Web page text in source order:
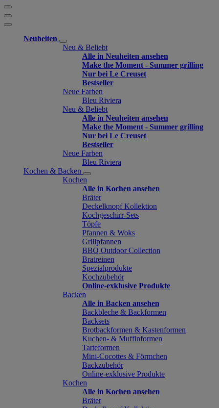
Neuheiten
Neu & Beliebt
Alle in Neuheiten ansehen
Make the Moment - Summer grilling
Nur bei Le Creuset
Bestseller
Neue Farben
Bleu Riviera
Neu & Beliebt
Alle in Neuheiten ansehen
Make the Moment - Summer grilling
Nur bei Le Creuset
Bestseller
Neue Farben
Bleu Riviera
Kochen & Backen
Kochen
Alle in Kochen ansehen
Bräter
Deckelknopf Kollektion
Kochgeschirr-Sets
Töpfe
Pfannen & Woks
Grillpfannen
BBQ Outdoor Collection
Bratreinen
Spezialprodukte
Kochzubehör
Online-exklusive Produkte
Backen
Alle in Backen ansehen
Backbleche & Backformen
Backsets
Brotbackformen & Kastenformen
Kuchen- & Muffinformen
Tarteformen
Mini-Cocottes & Förmchen
Backzubehör
Online-exklusive Produkte
Kochen
Alle in Kochen ansehen
Bräter